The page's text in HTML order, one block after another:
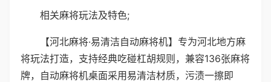
相关麻将玩法及特色;
【河北麻将·易清洁自动麻将机】专为河北地方麻
将玩法打造，支持经典吃碰杠胡规则，兼容136张麻将
牌，自动麻将机桌面采用易清洁材质，污渍一擦即